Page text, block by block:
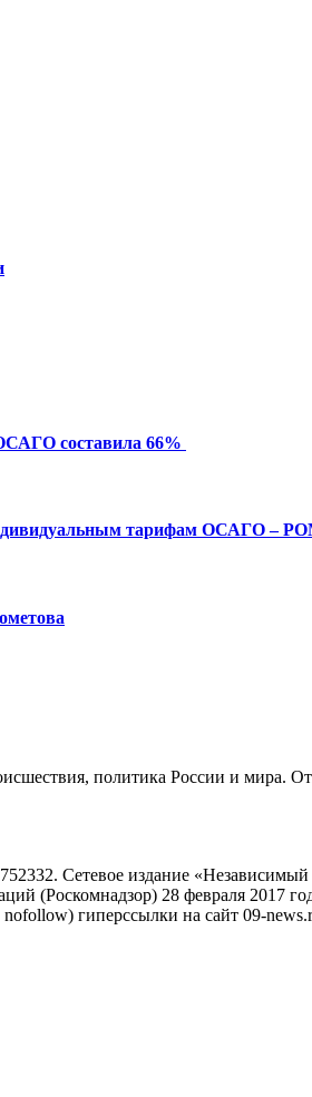
составила 66%
тарифам ОСАГО –
политика России и мира.
Сетевое издание
(Роскомнадзор) 28 февраля 2017
nofollow) гиперссылки на сайт 09-